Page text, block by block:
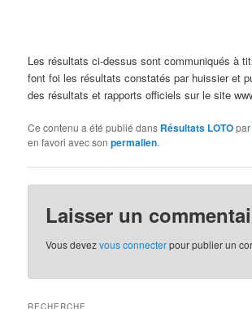
Les résultats ci-dessus sont communiqués à
font foi les résultats constatés par huissier et
des résultats et rapports officiels sur le site
Ce contenu a été publié dans Résultats LOTO
en favori avec sonpermalien.
Laisser un
Vous devezvous connecterpour publier un
RECHERCHE